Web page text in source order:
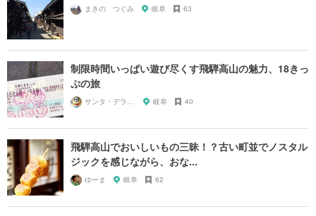
まきの つぐみ 岐阜 63
制限時間いっぱい遊び尽くす飛騨高山の魅力、18きっ
ぷの旅
サンタ・デラックス 岐阜 40
飛騨高山でおいしいもの三昧！？古い町並でノスタル
ジックを感じながら、おな...
ゆーま 岐阜 62